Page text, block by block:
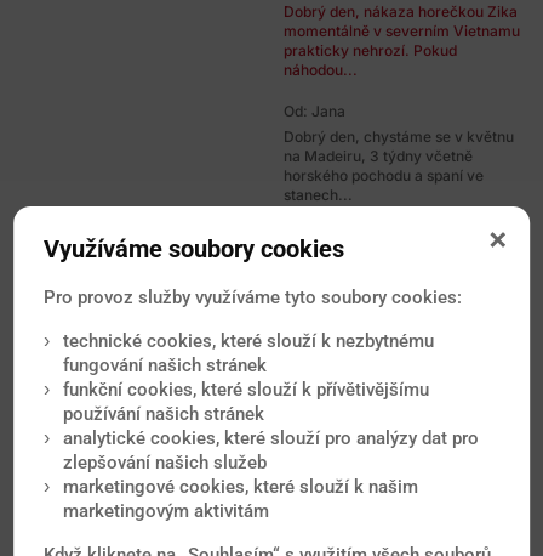
Dobrý den, nákaza horečkou Zika
momentálně v severním Vietnamu
prakticky nehrozí. Pokud
náhodou...
Od: Jana
Dobrý den, chystáme se v květnu
na Madeiru, 3 týdny včetně
horského pochodu a spaní ve
stanech...
zkontrolovat platnost očkování
proti tetanu a realizovat očkování
Dobrý den prosím mám takový
dovolené v Chorvatsku ji každou
noc...
Dobrý den, v Evropě se horečka
Zika endemicky nevyskytuje, v
obavy...
Využíváme soubory cookies
Pro provoz služby využíváme tyto soubory cookies:
technické cookies, které slouží k nezbytnému
fungování našich stránek
funkční cookies, které slouží k přívětivějšímu
používání našich stránek
analytické cookies, které slouží pro analýzy dat pro
zlepšování našich služeb
marketingové cookies, které slouží k našim
marketingovým aktivitám